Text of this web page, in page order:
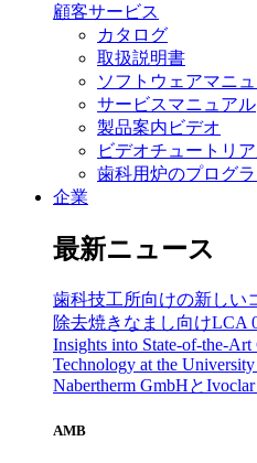
顧客サービス
カタログ
取扱説明書
ソフトウェアマニ
サービスマニュアル
製品案内ビデオ
ビデオチュートリ
歯科用炉のプログラ
企業
最新ニュース
歯科技工所向けの新しい
除去焼きなまし向けLCA
Insights into State-of-the-Art
Technology at the
Nabertherm GmbHと
AMB